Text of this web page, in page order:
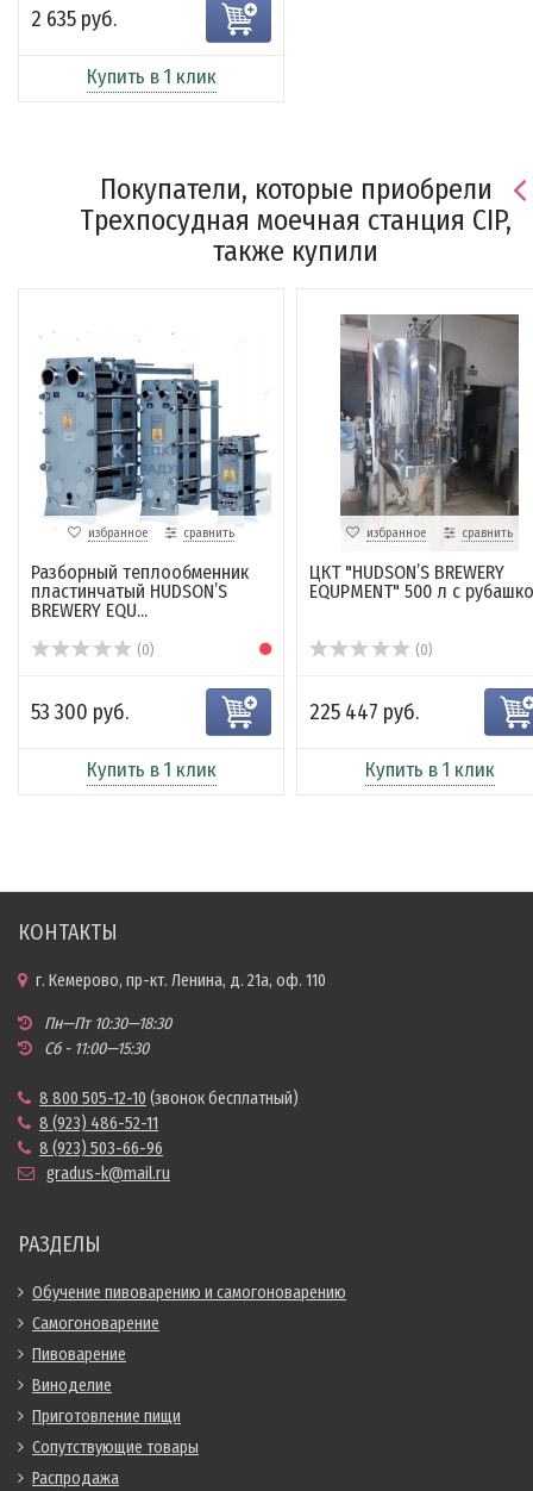
2 635 руб.
Купить в 1 клик
Покупатели, которые приобрели
Трехпосудная моечная станция CIP,
также купили
избранное сравнить
Разборный теплообменник
пластинчатый HUDSON’S
BREWERY EQU...
(0)
53 300 руб.
Купить в 1 клик
избранное сравнить
ЦКТ "HUDSON’S BREWERY
EQUPMENT" 500 л с
(0)
225 447 руб.
Купить в 1 клик
КОНТАКТЫ
г. Кемерово, пр-кт. Ленина, д. 21а, оф. 110
Пн—Пт 10:30—18:30
Сб - 11:00—15:30
8 800 505-12-10 (звонок бесплатный)
8 (923) 486-52-11
8 (923) 503-66-96
gradus-k@mail.ru
РАЗДЕЛЫ
Обучение пивоварению и самогоноварению
Самогоноварение
Пивоварение
Виноделие
Приготовление пищи
Сопутствующие товары
Распродажа